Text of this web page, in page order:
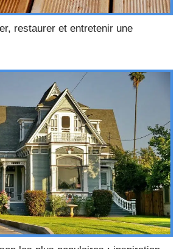
restaurer et entretenir une